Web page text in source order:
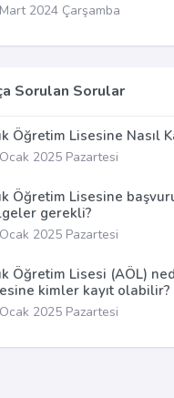
2024 Çarşamba
Sorulan Sorular
Öğretim Lisesine Nasıl
2025 Pazartesi
Öğretim Lisesine
gerekli?
2025 Pazartesi
Öğretim Lisesi (AÖL)
kimler kayıt olabilir?
2025 Pazartesi